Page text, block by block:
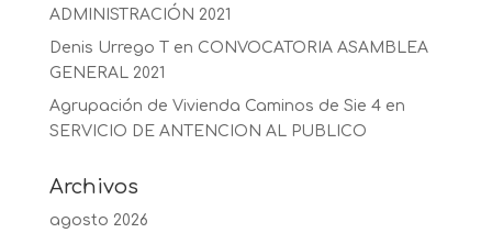
ADMINISTRACIÓN 2021
Denis Urrego T
en CONVOCATORIA ASAMBLEA
GENERAL 2021
Agrupación de Vivienda Caminos de Sie 4en
SERVICIO DE ANTENCION AL PUBLICO
Archivos
agosto 2026